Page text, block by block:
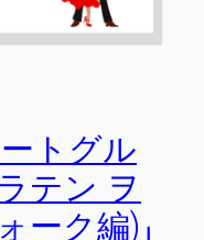
トグル
テン ヲ
ーク編)」